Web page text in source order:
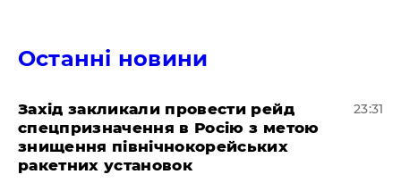
Останні новини
​Захід закликали провести рейд
спецпризначення в Росію з метою
знищення північнокорейських
ракетних установок
23:31